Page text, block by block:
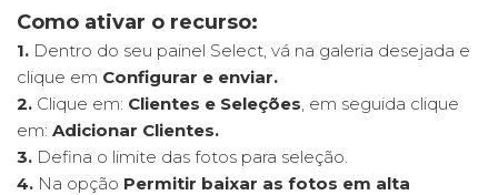
Select 2.0 - Solicitar seleção com entrega das fotos
selecionadas
Select 2.0 - Solicitar seleção com entrega de todas as
fotos
Select 2.0 - Como solicitar Seleção
Como ativar o recurso:
1. Dentro do seu painel Select, vá na galeria desejada e
clique em Configurar e enviar.
2. Clique em: Clientes e Seleções, em seguida clique
em: Adicionar Clientes.
3. Defina o limite das fotos para seleção.
4. Na opção Permitir baixar as fotos em alta